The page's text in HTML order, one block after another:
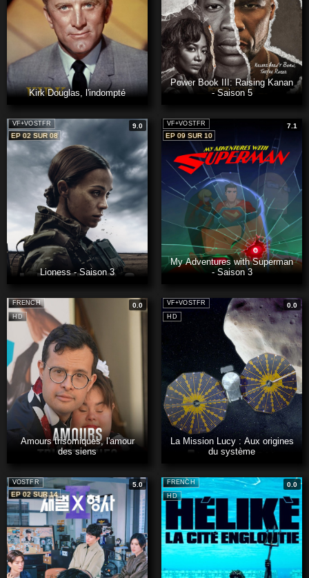
Kirk Douglas, l'indompté
Power Book III: Raising Kanan
- Saison 5
VF+VOSTFR
9.0
EP 02 SUR 08
Lioness - Saison 3
VF+VOSTFR
7.1
EP 09 SUR 10
My Adventures with Superman
- Saison 3
HD
FRENCH 0.0
Amours trisomiques, l'amour
des siens
HD
VF+VOSTFR 0.0
La Mission Lucy : Aux origines
du système
VOSTFR
5.0
EP 02 SUR 14
HD
FRENCH 0.0